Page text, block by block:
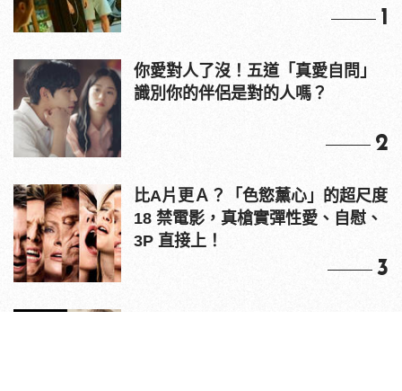
1
你愛對人了沒！五道「真愛自問」
識別你的伴侶是對的人嗎？
2
比A片更Ａ？「色慾薰心」的超尺度
18 禁電影，真槍實彈性愛、自慰、
3P 直接上！
3